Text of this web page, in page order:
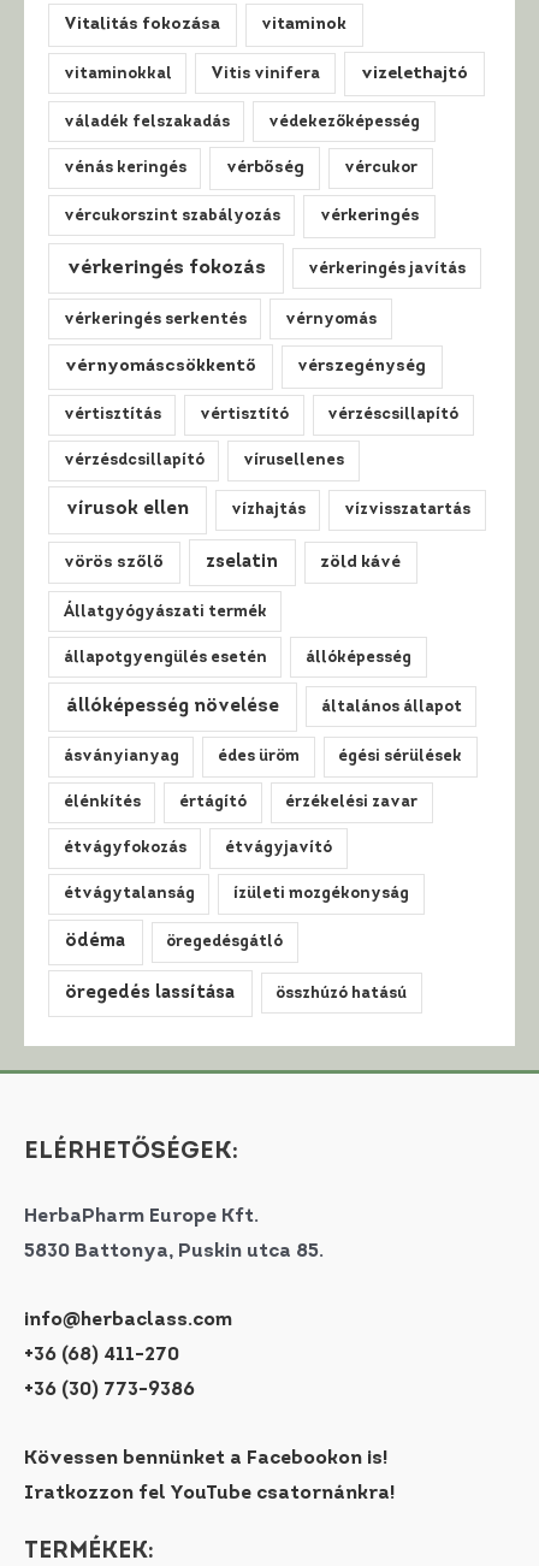
Vitalitás fokozása vitaminok
vitaminokkal Vitis vinifera vizelethajtó
váladék felszakadás védekezőképesség
vénás keringés vérbőség vércukor
vércukorszint szabályozás vérkeringés
vérkeringés fokozás vérkeringés javítás
vérkeringés serkentés vérnyomás
vérnyomáscsökkentő vérszegénység
vértisztítás vértisztító vérzéscsillapító
vérzésdcsillapító vírusellenes
vírusok ellen vízhajtás vízvisszatartás
vörös szőlő zselatin zöld kávé
Állatgyógyászati termék
állapotgyengülés esetén állóképesség
állóképesség növelése általános állapot
ásványianyag édes üröm égési sérülések
élénkítés értágító érzékelési zavar
étvágyfokozás étvágyjavító
étvágytalanság ízületi mozgékonyság
ödéma öregedésgátló
öregedés lassítása összhúzó hatású
ELÉRHETŐSÉGEK:
HerbaPharm Europe Kft.
5830 Battonya, Puskin utca 85.
info@herbaclass.com
+36 (68) 411-270
+36 (30) 773-9386
Kövessen bennünket a Facebookon is!
Iratkozzon fel YouTube csatornánkra!
TERMÉKEK: